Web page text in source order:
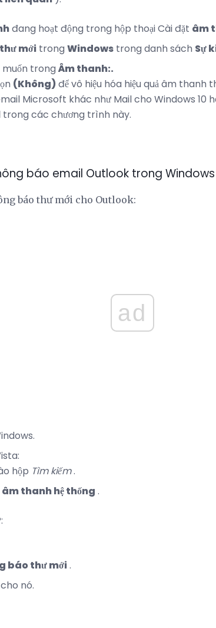
đang hoạt động trong hộp thoại Cài đặt âm
mới trong Windows trong danh sách Sự
muốn trongÂm thanh:.
(Không)để vô hiệu hóa hiệu quả âm
Microsoft khác như Mail cho Windows 10
trong các chương trình này.
báo email Outlook trong
báo thư mới cho Outlook:
ad
hộp Tìm kiếm.
âm thanh hệ thống .
báo thư mới.
nó.